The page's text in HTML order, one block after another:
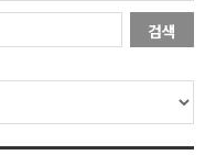
검색